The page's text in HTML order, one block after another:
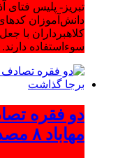
تبریز- پلیس فتای
دانش‌آموزان
کلاهبرداران با
سوءاستفاده دارند.
دو فقره
مهاباد ۸ مصدوم برجا گذاشت